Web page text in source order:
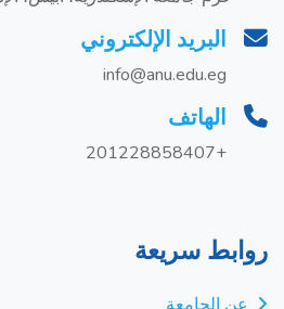
البريد الإلكتروني
info@anu.edu.eg
الهاتف
+201228858407
روابط سريعة